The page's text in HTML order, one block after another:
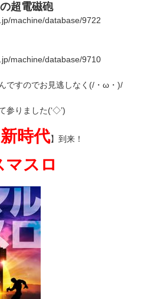
超電磁砲
machine/database/9722
machine/database/9710
ですのでお見逃しなく(/・ω・)/
参りました(‘◇’)ゞ
新時代】到来！
マスロ